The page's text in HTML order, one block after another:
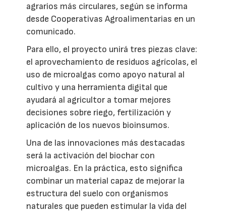
agrarios más circulares, según se informa
desde Cooperativas Agroalimentarias en un
comunicado.
Para ello, el proyecto unirá tres piezas clave:
el aprovechamiento de residuos agrícolas, el
uso de microalgas como apoyo natural al
cultivo y una herramienta digital que
ayudará al agricultor a tomar mejores
decisiones sobre riego, fertilización y
aplicación de los nuevos bioinsumos.
Una de las innovaciones más destacadas
será la activación del biochar con
microalgas. En la práctica, esto significa
combinar un material capaz de mejorar la
estructura del suelo con organismos
naturales que pueden estimular la vida del